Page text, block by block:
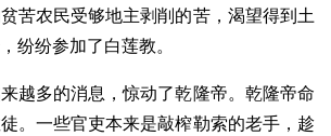
苦农民受够地主剥削的苦，渴望得到土
纷纷参加了白莲教。
越多的消息，惊动了乾隆帝。乾隆帝命
。一些官吏本来是敲榨勒索的老手，趁